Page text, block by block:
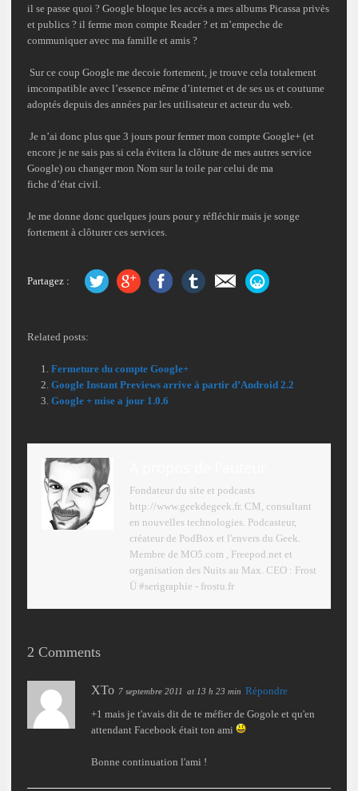
il se passe quoi ? Google bloque les accés a mes albums Picassa privès
et publics ? il ferme mon compte Reader ? et m’empeche de
communiquer avec ma famille et amis ?
Sur ce coup Google me decoie fortement, je trouve cela totalement
imcompatible avec l’essence même d’internet et de ses us et coutume
adoptés depuis des années par les utilisateuret acteur du web.
Je n’ai donc plus que 3 jours pourfermer mon compte Google+ (et
encore je ne sais pas si cela évitera la clôture de mes autres service
Google) ou changer mon Nom sur la toile par celui de ma
fiche d’état civil.
Je me donne donc quelques jours pour y réfléchirmais je songe
fortement à clôturerces services.
Partagez :
Related posts:
Fermeture du compte Google+
Google Instant Previews arrive à partir d’Android 2.2
Google + mise a jour 1.0.6
Fondateur du site et podcasts
http://www.geekdegeek.fr. CM, consultant
en nouvelles technologies. Podcasteur,
créateur de PodBox et l'envers du Geek.
Membre de MO5.com , Freepod.net et
organisation des Nuits au Max. CEO : Frost
Ü #serigraphie - frostu.fr
2 Comments
XTo 7 septembre 2011 at 13 h 23 min Répondre
+1 mais je t'avais dit de te méfier de Gogole et qu'en
attendant Facebook était ton ami
Bonne continuation l'ami !